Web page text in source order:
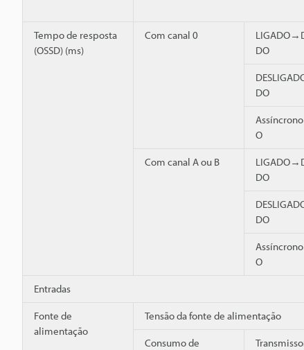
Tempo de resposta
(OSSD) (ms)
Com canal 0
DO
DO
O
Com canal A ou B
DO
DO
O
Entradas
Fonte de
alimentação
Tensão da fonte de alimentação
Consumo de